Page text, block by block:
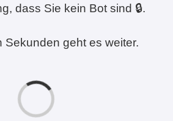
dass Sie kein Bot sind 🔒.
Sekunden geht es weiter.